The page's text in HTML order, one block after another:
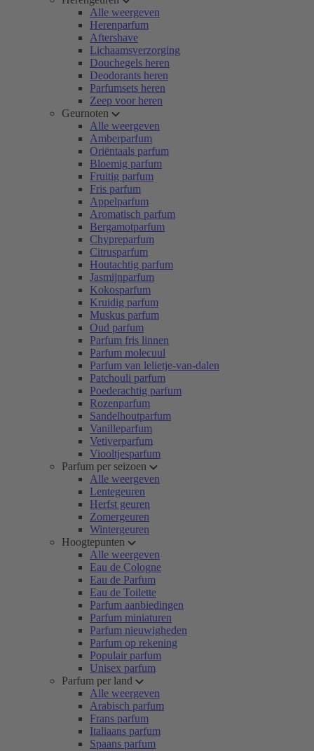
Alle weergeven
Herenparfum
Aftershave
Lichaamsverzorging
Douchegels heren
Deodorants heren
Parfumsets heren
Zeep voor heren
Geurnoten
Alle weergeven
Amberparfum
Oriëntaals parfum
Bloemig parfum
Fruitig parfum
Fris parfum
Appelparfum
Aromatisch parfum
Bergamotparfum
Chypreparfum
Citrusparfum
Houtachtig parfum
Jasmijnparfum
Kokosparfum
Kruidig parfum
Muskus parfum
Oud parfum
Parfum fris linnen
Parfum molecuul
Parfum van lelietje-van-dalen
Patchouli parfum
Poederachtig parfum
Rozenparfum
Sandelhoutparfum
Vanilleparfum
Vetiverparfum
Viooltjesparfum
Parfum per seizoen
Alle weergeven
Lentegeuren
Herfst geuren
Zomergeuren
Wintergeuren
Hoogtepunten
Alle weergeven
Eau de Cologne
Eau de Parfum
Eau de Toilette
Parfum aanbiedingen
Parfum miniaturen
Parfum nieuwigheden
Parfum op rekening
Populair parfum
Unisex parfum
Parfum per land
Alle weergeven
Arabisch parfum
Frans parfum
Italiaans parfum
Spaans parfum